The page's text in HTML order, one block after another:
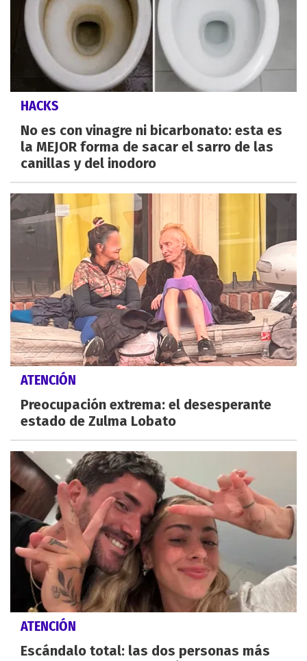
HACKS
No es con vinagre ni bicarbonato: esta es
la MEJOR forma de sacar el sarro de las
canillas y del inodoro
ATENCIÓN
Preocupación extrema: el desesperante
estado de Zulma Lobato
ATENCIÓN
Escándalo total: las dos personas más